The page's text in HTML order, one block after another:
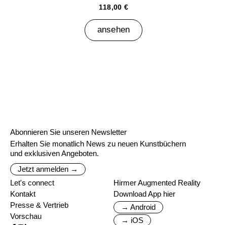
118,00 €
ansehen
Abonnieren Sie unseren Newsletter
Erhalten Sie monatlich News zu neuen Kunstbüchern
und exklusiven Angeboten.
Jetzt anmelden →
Let's connect
Kontakt
Presse & Vertrieb
Vorschau
Hirmer Augmented Reality
Download App hier
→ Android
→ iOS